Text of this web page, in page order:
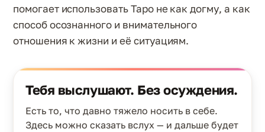
помогает использовать Таро не как догму, а как
способ осознанного и внимательного
отношения к жизни и её ситуациям.
Тебя выслушают. Без осуждения.
Есть то, что давно тяжело носить в себе.
Здесь можно сказать вслух — и дальше будет